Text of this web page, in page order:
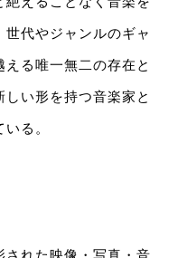
代やジャンルのギャ
る唯一無二の存在と
い形を持つ音楽家と
る。